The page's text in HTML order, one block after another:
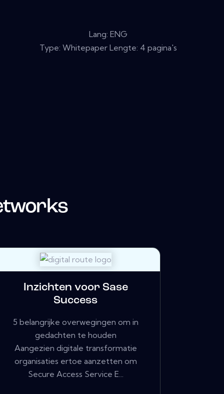
Lang: ENG
Type: Whitepaper Lengte: 4 pagina's
Inzichten voor Sase
Success
5 belangrijke overwegingen om in
gedachten te houden
Aangezien digitale transformatie
organisaties ertoe aanzetten om
Secure Access Service E...